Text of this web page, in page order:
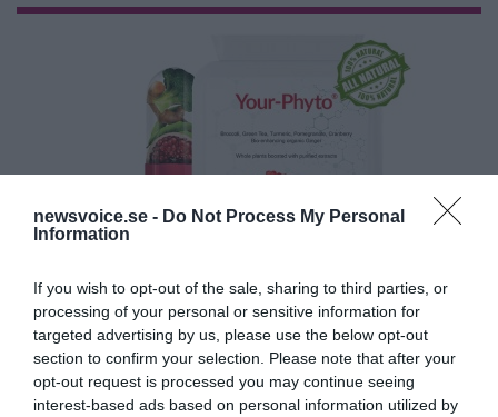
newsvoice.se - Do Not Process My Personal
Information
If you wish to opt-out of the sale, sharing to third parties, or
processing of your personal or sensitive information for
targeted advertising by us, please use the below opt-out
section to confirm your selection. Please note that after your
opt-out request is processed you may continue seeing
interest-based ads based on personal information utilized by